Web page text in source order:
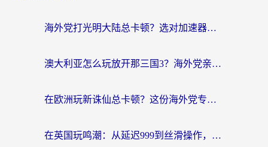
海外党打光明大陆总卡顿？选对加速器才是关键！（附亲测好用的推荐）
澳大利亚怎么玩放开那三国3？海外党亲测有效的国服游戏加速指南
在欧洲玩新诛仙总卡顿？这份海外党专属加速器指南帮你解决延迟难题
在英国玩鸣潮：从延迟999到丝滑操作，我是怎么做到的？